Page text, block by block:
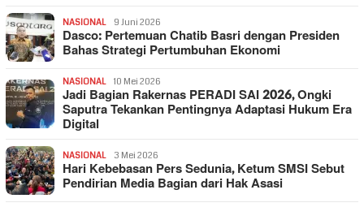
NASIONAL 9 Juni 2026
Dasco: Pertemuan Chatib Basri dengan Presiden
Bahas Strategi Pertumbuhan Ekonomi
NASIONAL 10 Mei 2026
Jadi Bagian Rakernas PERADI SAI 2026, Ongki
Saputra Tekankan Pentingnya Adaptasi Hukum Era
Digital
NASIONAL 3 Mei 2026
Hari Kebebasan Pers Sedunia, Ketum SMSI Sebut
Pendirian Media Bagian dari Hak Asasi